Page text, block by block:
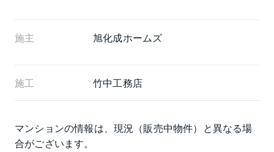
施主 旭化成ホームズ
施工 竹中工務店
マンションの情報は、現況（販売中物件）と異なる場
合がございます。